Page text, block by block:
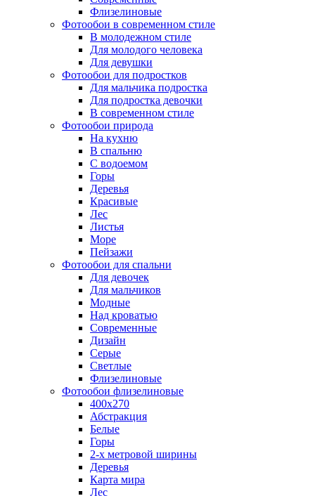
Флизелиновые
Фотообои в современном стиле
В молодежном стиле
Для молодого человека
Для девушки
Фотообои для подростков
Для мальчика подростка
Для подростка девочки
В современном стиле
Фотообои природа
На кухню
В спальню
С водоемом
Горы
Деревья
Красивые
Лес
Листья
Море
Пейзажи
Фотообои для спальни
Для девочек
Для мальчиков
Модные
Над кроватью
Современные
Дизайн
Серые
Светлые
Флизелиновые
Фотообои флизелиновые
400х270
Абстракция
Белые
Горы
2-х метровой ширины
Деревья
Карта мира
Лес